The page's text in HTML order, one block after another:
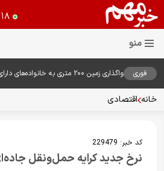
۱۸ مرداد ۱۴۰۵
فوری
خانه اقتصادی
کد خبر: 229479
نرخ جدید کرایه حمل‌ونقل